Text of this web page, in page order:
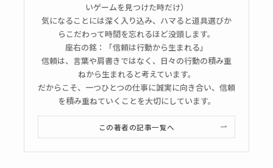
いゲームを見つけた時だけ）
気になることには深く入り込み、ハマると道具選びか
らこだわって時間を忘れるほど没頭します。
座右の銘：「信頼は行動から生まれる」
信頼は、言葉や肩書きではなく、日々の行動の積み重
ねから生まれると考えています。
だからこそ、一つひとつの仕事に誠実に向き合い、信頼
を積み重ねていくことを大切にしています。
この著者の記事一覧へ